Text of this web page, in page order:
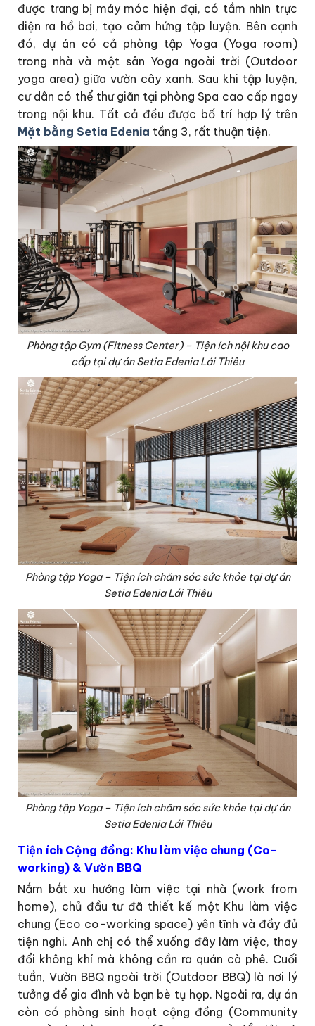
được trang bị máy móc hiện đại, có tầm nhìn trực
diện ra hồ bơi, tạo cảm hứng tập luyện. Bên cạnh
đó, dự án có cả phòng tập Yoga (Yoga room)
trong nhà và một sân Yoga ngoài trời (Outdoor
yoga area) giữa vườn cây xanh. Sau khi tập luyện,
cư dân có thể thư giãn tại phòng Spa cao cấp ngay
trong nội khu. Tất cả đều được bố trí hợp lý trên
Mặt bằng Setia Edenia tầng 3, rất thuận tiện.
Phòng tập Gym (Fitness Center) – Tiện ích nội khu cao
cấp tại dự án Setia Edenia Lái Thiêu
Phòng tập Yoga – Tiện ích chăm sóc sức khỏe tại dự án
Setia Edenia Lái Thiêu
Phòng tập Yoga – Tiện ích chăm sóc sức khỏe tại dự án
Setia Edenia Lái Thiêu
Tiện ích Cộng đồng: Khu làm việc chung (Co-
working) & Vườn BBQ
Nắm bắt xu hướng làm việc tại nhà (work from
home), chủ đầu tư đã thiết kế một Khu làm việc
chung (Eco co-working space) yên tĩnh và đầy đủ
tiện nghi. Anh chị có thể xuống đây làm việc, thay
đổi không khí mà không cần ra quán cà phê. Cuối
tuần, Vườn BBQ ngoài trời (Outdoor BBQ) là nơi lý
tưởng để gia đình và bạn bè tụ họp. Ngoài ra, dự án
còn có phòng sinh hoạt cộng đồng (Community